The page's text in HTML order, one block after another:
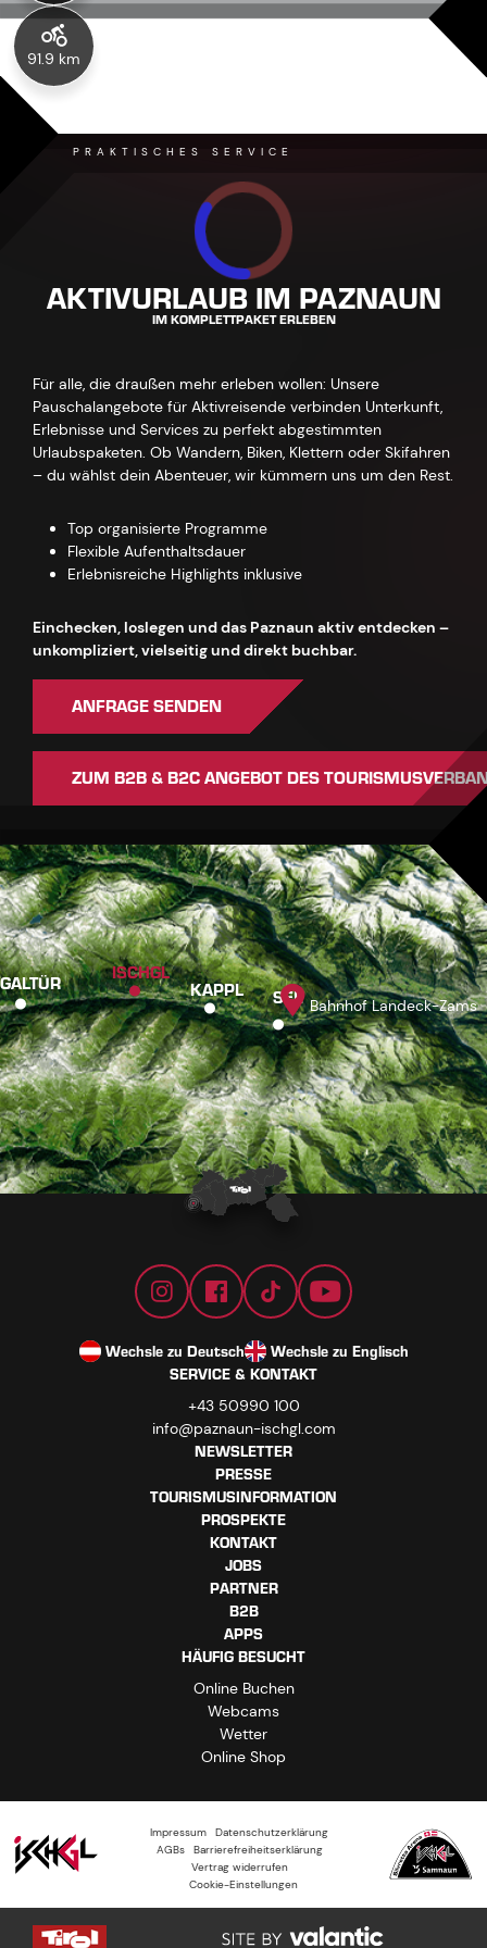
91.9 km
PRAKTISCHES SERVICE
AKTIVURLAUB IM PAZNAUN
IM KOMPLETTPAKET ERLEBEN
Für alle, die draußen mehr erleben wollen: Unsere
Pauschalangebote für Aktivreisende verbinden Unterkunft,
Erlebnisse und Services zu perfekt abgestimmten
Urlaubspaketen. Ob Wandern, Biken, Klettern oder Skifahren
– du wählst dein Abenteuer, wir kümmern uns um den Rest.
Top organisierte Programme
Flexible Aufenthaltsdauer
Erlebnisreiche Highlights inklusive
Einchecken, loslegen und das Paznaun aktiv entdecken –
unkompliziert, vielseitig und direkt buchbar.
ANFRAGE SENDEN
ZUM B2B & B2C ANGEBOT DES
GALTÜR ISCHGL
KAPPL SEE Bahnhof Landeck-Zams
Wechsle zu Deutsch
Wechsle zu Englisch
SERVICE & KONTAKT
+43 50990 100
info@paznaun-ischgl.com
NEWSLETTER
PRESSE
TOURISMUSINFORMATION
PROSPEKTE
KONTAKT
JOBS
PARTNER
B2B
APPS
HÄUFIG BESUCHT
Online Buchen
Webcams
Wetter
Online Shop
Impressum
Datenschutzerklärung
AGBs
Barrierefreiheitserklärung
Vertrag widerrufen
Cookie-Einstellungen